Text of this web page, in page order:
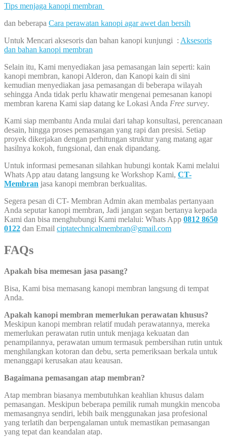
Tips menjaga kanopi membran
dan beberapa Cara perawatan kanopi agar awet dan bersih
Untuk Mencari aksesoris dan bahan kanopi kunjungi : Aksesoris
dan bahan kanopi membran
Selain itu, Kami menyediakan jasa pemasangan lain seperti: kain
kanopi membran, kanopi Alderon, dan Kanopi kain di sini
kemudian menyediakan jasa pemasangan di beberapa wilayah
sehingga Anda tidak perlu khawatir mengenai pemesanan kanopi
membran karena Kami siap datang ke Lokasi Anda Free survey.
Kami siap membantu Anda mulai dari tahap konsultasi, perencanaan
desain, hingga proses pemasangan yang rapi dan presisi. Setiap
proyek dikerjakan dengan perhitungan struktur yang matang agar
hasilnya kokoh, fungsional, dan enak dipandang.
Untuk informasi pemesanan silahkan hubungi kontak Kami melalui
Whats App atau datang langsung ke Workshop Kami, CT-
Membran jasa kanopi membran berkualitas.
Segera pesan di CT- Membran Admin akan membalas pertanyaan
Anda seputar kanopi membran, Jadi jangan segan bertanya kepada
Kami dan bisa menghubungi Kami melalui: Whats App 0812 8650
0122 dan Email ciptatechnicalmembran@gmail.com
FAQs
Apakah bisa memesan jasa pasang?
Bisa, Kami bisa memasang kanopi membran langsung di tempat
Anda.
Apakah kanopi membran memerlukan perawatan khusus?
Meskipun kanopi membran relatif mudah perawatannya, mereka
memerlukan perawatan rutin untuk menjaga kekuatan dan
penampilannya, perawatan umum termasuk pembersihan rutin untuk
menghilangkan kotoran dan debu, serta pemeriksaan berkala untuk
menanggapi kerusakan atau keausan.
Bagaimana pemasangan atap membran?
Atap membran biasanya membutuhkan keahlian khusus dalam
pemasangan. Meskipun beberapa pemilik rumah mungkin mencoba
memasangnya sendiri, lebih baik menggunakan jasa profesional
yang terlatih dan berpengalaman untuk memastikan pemasangan
yang tepat dan keandalan atap.